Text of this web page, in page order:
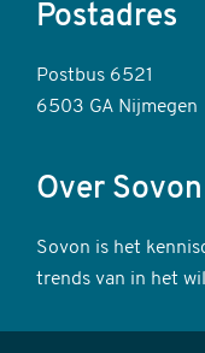
Postadres
Postbus 6521
6503 GA Nijmegen
Over Sovon
Sovon is het
trends van in het